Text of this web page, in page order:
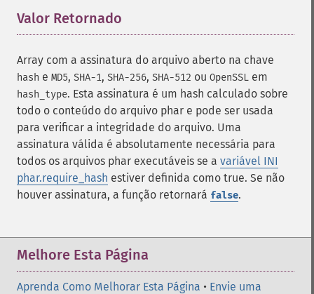
Valor Retornado
Array com a assinatura do arquivo aberto na chave
hash e MD5, SHA-1, SHA-256, SHA-512 ou OpenSSL em
hash_type. Esta assinatura é um hash calculado sobre
todo o conteúdo do arquivo phar e pode ser usada
para verificar a integridade do arquivo. Uma
assinatura válida é absolutamente necessária para
todos os arquivos phar executáveis ​​se a variável INI
phar.require_hash estiver definida como true. Se não
houver assinatura, a função retornará false.
Melhore Esta Página
Aprenda Como Melhorar Esta Página • Envie uma